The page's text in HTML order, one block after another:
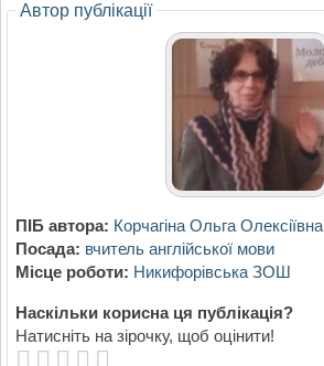
Автор публікації
ПІБ автора: Корчагіна Ольга Олексіївна
Посада: вчитель англійської мови
Місце роботи: Никифорівська ЗОШ
Наскільки корисна ця публікація?
Натисніть на зірочку, щоб оцінити!